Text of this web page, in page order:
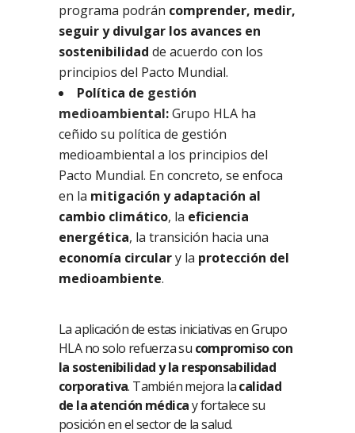
programa podrán comprender, medir,
seguir y divulgar los avances en
sostenibilidad de acuerdo con los
principios del Pacto Mundial.
Política de gestión
medioambiental:Grupo HLA ha
ceñido su política de gestión
medioambiental a los principios del
Pacto Mundial. En concreto, se enfoca
en la mitigación y adaptación al
cambio climático, la eficiencia
energética, la transición hacia una
economía circulary la protección del
medioambiente.
La aplicación de estas iniciativas en Grupo
HLA no solo refuerza su compromiso con
la sostenibilidad y la responsabilidad
corporativa. También mejora lacalidad
de la atención médicay fortalece su
posición en el sector de la salud.